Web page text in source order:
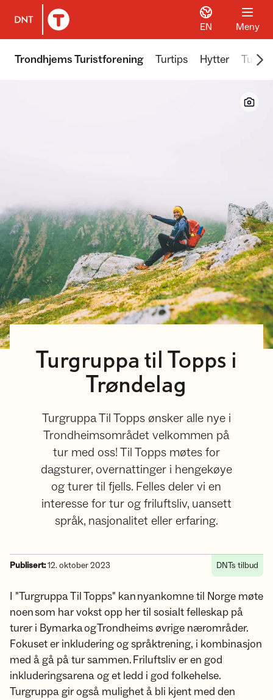
Til DNT.no forside
EN Meny
Trondhjems Turistforening Turtips Hytter Turer
Turgruppa til Topps i
Trøndelag
Turgruppa Til Topps ønsker alle nye i
Trondheimsområdet velkommen på
tur med oss! Til Topps møtes for
dagsturer, overnattinger i hengekøye
og turer til fjells. Felles deler vi en
interesse for tur og friluftsliv, uansett
språk, nasjonalitet eller erfaring.
Publisert:12. oktober 2023 DNTs tilbud
I "Turgruppa Til Topps" kan nyankomne til Norge møte
noen som har vokst opp her til sosialt felleskap på
turer i Bymarka og Trondheims øvrige nærområder.
Fokuset er inkludering og språktrening, i kombinasjon
med å gå på tur sammen. Friluftsliv er en god
inkluderingsarena og et ledd i god folkehelse.
Turgruppa gir også mulighet å bli kjent med den